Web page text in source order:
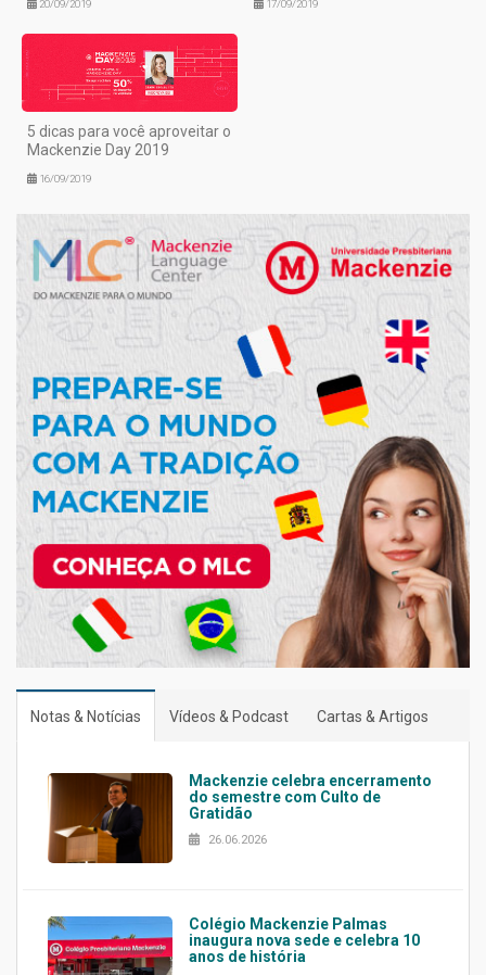
20/09/2019 17/09/2019
5 dicas para você aproveitar o
Mackenzie Day 2019
16/09/2019
Notas & Notícias Vídeos & Podcast Cartas & Artigos
Mackenzie celebra encerramento
do semestre com Culto de
Gratidão
26.06.2026
Colégio Mackenzie Palmas
inaugura nova sede e celebra 10
anos de história